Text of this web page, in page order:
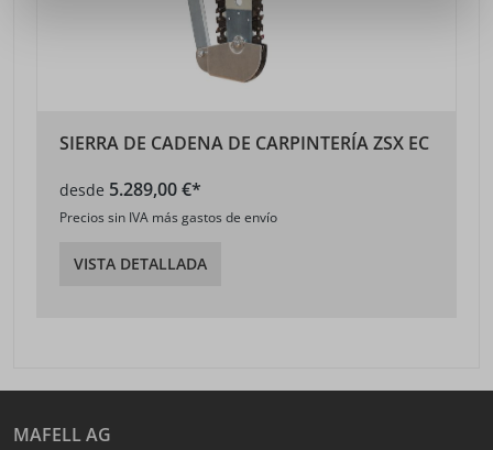
SIERRA DE CADENA DE CARPINTERÍA ZSX EC
desde 5.289,00 €*
Precios sin IVA más gastos de envío
VISTA DETALLADA
MAFELL AG